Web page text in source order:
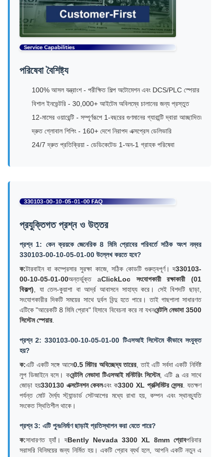
পরিষেবা বৈশিষ্ট্য
100% আসল যন্ত্রাংশ - পরীক্ষিত শিল্প অটোমেশন এবং DCS/PLC স্পেয়ার
বিশাল ইনভেন্টরি - 30,000+ আইটেম অবিলম্বে চালানের জন্য প্রস্তুত
12-মাসের ওয়ারেন্টি - সম্পূর্ণরূপে 1-বছরের গুণমানের গ্যারান্টি দ্বারা আচ্ছাদিত৷
দ্রুত গ্লোবাল শিপিং - 160+ দেশে নিরাপদ এক্সপ্রেস ডেলিভারি
24/7 দ্রুত প্রতিক্রিয়া - ডেডিকেটেড 1-অন-1 গ্রাহক পরিষেবা
প্রযুক্তিগত প্রশ্ন ও উত্তর
প্রশ্ন 1: কেন ক্রয়কে জেনেরিক 8 মিমি প্রোবের পরিবর্তে সঠিক অংশ নম্বর
330103-00-10-05-01-00 উল্লেখ করতে হবে?
ক:টারবাইন বা কম্প্রেসার সুরক্ষা কাজে, সঠিক কোডটি গুরুত্বপূর্ণ। দ330103-
00-10-05-01-00অন্তর্ভুক্ত aClickLoc সংযোগকারী রক্ষাকারী (01
বিকল্প), যা তেল-কুয়াশা বা আর্দ্র আবাসনে সাহায্য করে। সেই বিশদটি ছাড়া,
সংযোগকারীর দিকটি সময়ের সাথে দুর্বল বিন্দু হতে পারে। তাই গাছপালা সাধারণত
এটিকে "আরেকটি 8 মিমি প্রোব" হিসাবে বিবেচনা করে না যখনবেন্টলি নেভাদা 3500
সিস্টেম স্পেয়ার.
প্রশ্ন 2: 330103-00-10-05-01-00 টিএসআই সিস্টেমে কীভাবে সংযুক্ত
হয়?
ক:এটি একটি সঙ্গে আসে0.5 মিটার অবিচ্ছেদ্য তারের, তাই এটি সর্বদা একটি নির্দিষ্ট
লুপ ডিজাইনে বসে। কবেন্টলি নেভাদা টিএসআই মনিটরিং সিস্টেম, এটি a এর সাথে
জোড়া হয়330130 এক্সটেনশন কেবলএবং ক3300 XL প্রক্সিমিটর সেন্সর. যতক্ষণ
পর্যন্ত মোট দৈর্ঘ্য স্ট্যান্ডার্ড সেটআপের মধ্যে রাখা হয়, কম্পন এবং স্থানচ্যুতি
সংকেত স্থিতিশীল থাকে।
প্রশ্ন 3: এটি পুনঃনির্মাণ ছাড়াই প্রতিস্থাপন করা যেতে পারে?
ক:সাধারণত হ্যাঁ। দBently Nevada 3300 XL 8mm প্রোবপরিবার
সরাসরি বিনিময়ের জন্য নির্মিত হয়। একটি প্রোব ব্যর্থ হলে, আপনি একটি নতুন এ